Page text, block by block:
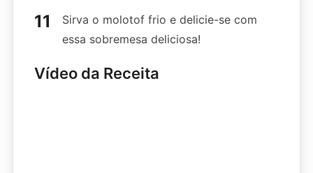
Sirva o molotof frio e delicie-se com
essa sobremesa deliciosa!
Vídeo da Receita